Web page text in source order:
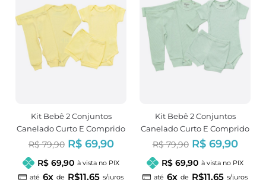
Kit Bebê 2 Conjuntos
Canelado Curto E Comprido
Amarelo
R$ 79,90 R$ 69,90
R$ 69,90 à vista no PIX
até 6x de R$11,65 s/juros
Kit Bebê 2 Conjuntos
Canelado Curto E Comprido
Verde
R$ 79,90 R$ 69,90
R$ 69,90 à vista no PIX
até 6x de R$11,65 s/juros